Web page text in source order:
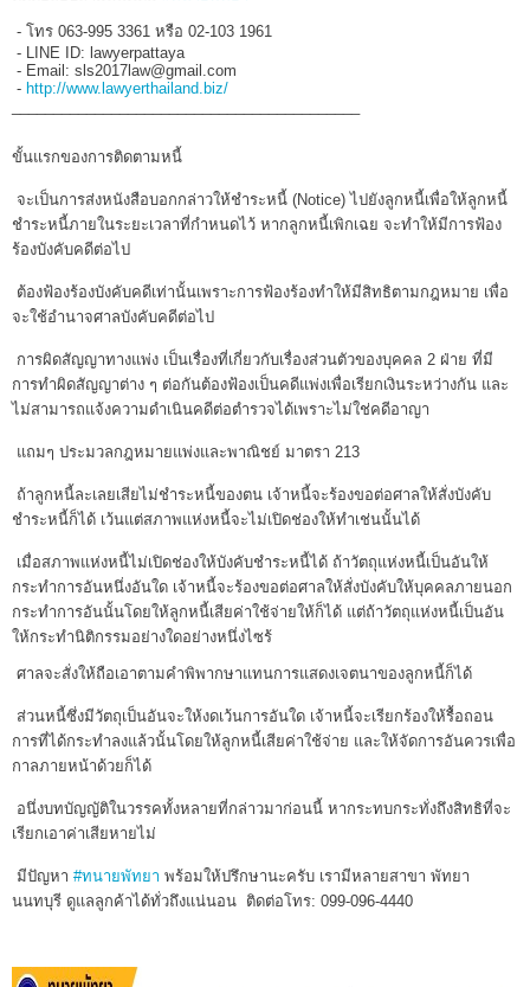
- โทร 063-995 3361 หรือ 02-103 1961
- LINE ID: lawyerpattaya
- Email: sls2017law@gmail.com
- http://www.lawyerthailand.biz/
ขั้นแรกของการติดตามหนี้
จะเป็นการส่งหนังสือบอกกล่าวให้ชำระหนี้ (Notice) ไปยังลูกหนี้เพื่อให้ลูกหนี้
ชำระหนี้ภายในระยะเวลาที่กำหนดไว้ หากลูกหนี้เพิกเฉย จะทำให้มีการฟ้อง
ร้องบังคับคดีต่อไป
ต้องฟ้องร้องบังคับคดีเท่านั้นเพราะการฟ้องร้องทำให้มีสิทธิตามกฎหมาย เพื่อ
จะใช้อำนาจศาลบังคับคดีต่อไป
การผิดสัญญาทางแพ่ง เป็นเรื่องที่เกี่ยวกับเรื่องส่วนตัวของบุคคล 2 ฝ่าย ที่มี
การทำผิดสัญญาต่าง ๆ ต่อกันต้องฟ้องเป็นคดีแพ่งเพื่อเรียกเงินระหว่างกัน และ
ไม่สามารถแจ้งความดำเนินคดีต่อตำรวจได้เพราะไม่ใช่คดีอาญา
แถมๆ ประมวลกฎหมายแพ่งและพาณิชย์ มาตรา 213
ถ้าลูกหนี้ละเลยเสียไม่ชำระหนี้ของตน เจ้าหนี้จะร้องขอต่อศาลให้สั่งบังคับ
ชำระหนี้ก็ได้ เว้นแต่สภาพแห่งหนี้จะไม่เปิดช่องให้ทำเช่นนั้นได้
เมื่อสภาพแห่งหนี้ไม่เปิดช่องให้บังคับชำระหนี้ได้ ถ้าวัตถุแห่งหนี้เป็นอันให้
กระทำการอันหนึ่งอันใด เจ้าหนี้จะร้องขอต่อศาลให้สั่งบังคับให้บุคคลภายนอก
กระทำการอันนั้นโดยให้ลูกหนี้เสียค่าใช้จ่ายให้ก็ได้ แต่ถ้าวัตถุแห่งหนี้เป็นอัน
ให้กระทำนิติกรรมอย่างใดอย่างหนึ่งไซร้
ศาลจะสั่งให้ถือเอาตามคำพิพากษาแทนการแสดงเจตนาของลูกหนี้ก็ได้
ส่วนหนี้ซึ่งมีวัตถุเป็นอันจะให้งดเว้นการอันใด เจ้าหนี้จะเรียกร้องให้รื้อถอน
การที่ได้กระทำลงแล้วนั้นโดยให้ลูกหนี้เสียค่าใช้จ่าย และให้จัดการอันควรเพื่อ
กาลภายหน้าด้วยก็ได้
อนึ่งบทบัญญัติในวรรคทั้งหลายที่กล่าวมาก่อนนี้ หากระทบกระทั่งถึงสิทธิที่จะ
เรียกเอาค่าเสียหายไม่
มีปัญหา #ทนายพัทยา พร้อมให้ปรึกษานะครับ เรามีหลายสาขา พัทยา
นนทบุรี ดูแลลูกค้าได้ทั่วถึงแน่นอน ติดต่อโทร: 099-096-4440